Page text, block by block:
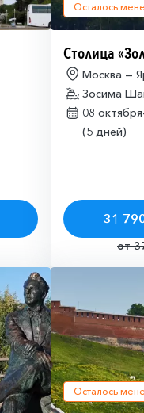
Осталось
Столица
Москва —
Зосима
08
(5 дней)
31
от
Осталось